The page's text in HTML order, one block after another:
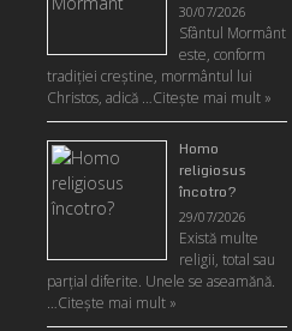
30/07/2026
Sfântul Mormânt
este, conform
tradiţiei creştine, mormântul lui
Christos, adică …Citeşte mai mult »
Homo
religiosus
încotro?
29/07/2026
Există multe
religii, total sau
parţial diferite. Unele se aseamănă.
…Citeşte mai mult »